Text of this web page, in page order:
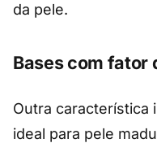
da pele.
Bases com fator
Outra característica
ideal para pele